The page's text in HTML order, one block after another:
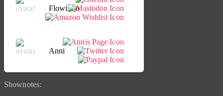
Flowinho
Anni
Shownotes: